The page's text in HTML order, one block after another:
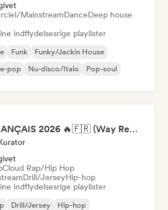
MainstreamDanceDeep house
indflydelsesrige playlister
Funk
Funky/Jackin House
pop Nu-disco/Italo Pop-soul
RAP FRANÇAIS 2026 🔥🇫🇷 (Way Records)
Cloud Rap/Hip Hop
Drill/JerseyHip-hop
indflydelsesrige playlister
Drill/Jersey
Hip-hop